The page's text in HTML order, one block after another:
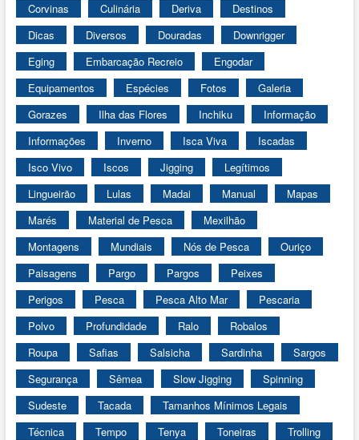
Corvinas
Culinária Deriva
Destinos
Dicas
Diversos Douradas
Downrigger
Eging
Embarcação Recreio
Engodar
Equipamentos
Espécies Fotos
Galeria
Gorazes
Ilha das Flores Inchiku
Informação
Informações
Inverno Isca Viva
Iscadas
Isco Vivo
Iscos Jigging
Legítimos
Lingueirão
Lulas Madai Manual
Mapas
Marés
Material de Pesca
Mexilhão
Montagens
Mundiais Nós de Pesca
Ouriço
Paisagens
Pargo Pargos
Peixes
Perigos
Pesca Pesca Alto Mar
Pescaria
Polvo
Profundidade Ralo
Robalos
Roupa
Safias Salsicha Sardinha
Sargos
Segurança
Sêmea Slow Jigging
Spinning
Sudeste
Tacada
Tamanhos Mínimos Legais
Técnica
Tempo Tenya Toneiras
Trolling